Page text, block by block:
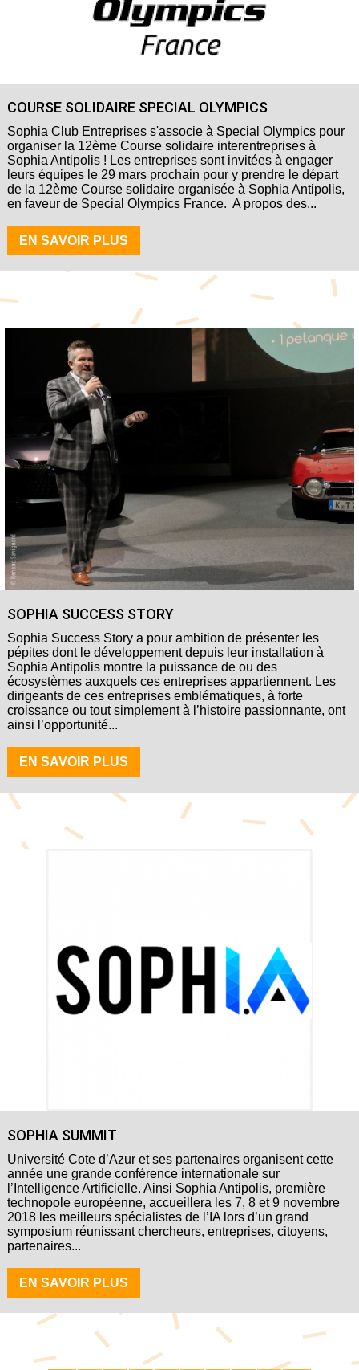
COURSE SOLIDAIRE SPECIAL OLYMPICS
Sophia Club Entreprises s'associe à Special Olympics pour
organiser la 12ème Course solidaire interentreprises à
Sophia Antipolis ! Les entreprises sont invitées à engager
leurs équipes le 29 mars prochain pour y prendre le départ
de la 12ème Course solidaire organisée à Sophia Antipolis,
en faveur de Special Olympics France. A propos des...
EN SAVOIR PLUS
SOPHIA SUCCESS STORY
Sophia Success Story a pour ambition de présenter les
pépites dont le développement depuis leur installation à
Sophia Antipolis montre la puissance de ou des
écosystèmes auxquels ces entreprises appartiennent. Les
dirigeants de ces entreprises emblématiques, à forte
croissance ou tout simplement à l’histoire passionnante, ont
ainsi l’opportunité...
EN SAVOIR PLUS
SOPHIA SUMMIT
Université Cote d’Azur et ses partenaires organisent cette
année une grande conférence internationale sur
l’Intelligence Artificielle. Ainsi Sophia Antipolis, première
technopole européenne, accueillera les 7, 8 et 9 novembre
2018 les meilleurs spécialistes de l’IA lors d’un grand
symposium réunissant chercheurs, entreprises, citoyens,
partenaires...
EN SAVOIR PLUS